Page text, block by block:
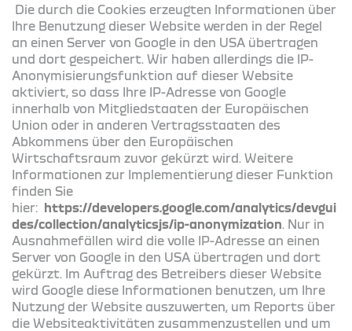
Die durch die Cookies erzeugten Informationen über
Ihre Benutzung dieser Website werden in der Regel
an einen Server von Google in den USA übertragen
und dort gespeichert. Wir haben allerdings die IP-
Anonymisierungsfunktion auf dieser Website
aktiviert, so dass Ihre IP-Adresse von Google
innerhalb von Mitgliedstaaten der Europäischen
Union oder in anderen Vertragsstaaten des
Abkommens über den Europäischen
Wirtschaftsraum zuvor gekürzt wird. Weitere
Informationen zur Implementierung dieser Funktion
finden Sie
hier: https://developers.google.com/analytics/devgui
des/collection/analyticsjs/ip-anonymization. Nur in
Ausnahmefällen wird die volle IP-Adresse an einen
Server von Google in den USA übertragen und dort
gekürzt. Im Auftrag des Betreibers dieser Website
wird Google diese Informationen benutzen, um Ihre
Nutzung der Website auszuwerten, um Reports über
die Websiteaktivitäten zusammenzustellen und um